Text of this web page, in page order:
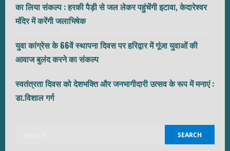
का लिया संकल्प : हरकी पैड़ी से जल लेकर पहुंचेंगी इटावा, केदारेश्वर
मंदिर में करेंगी जलाभिषेक
युवा कांग्रेस के 66वें स्थापना दिवस पर हरिद्वार में गूंजा युवाओं की
आवाज बुलंद करने का संकल्प
स्वतंत्रता दिवस को देशभक्ति और जनभागीदारी उत्सव के रूप में मनाएं :
डा.विशाल गर्ग